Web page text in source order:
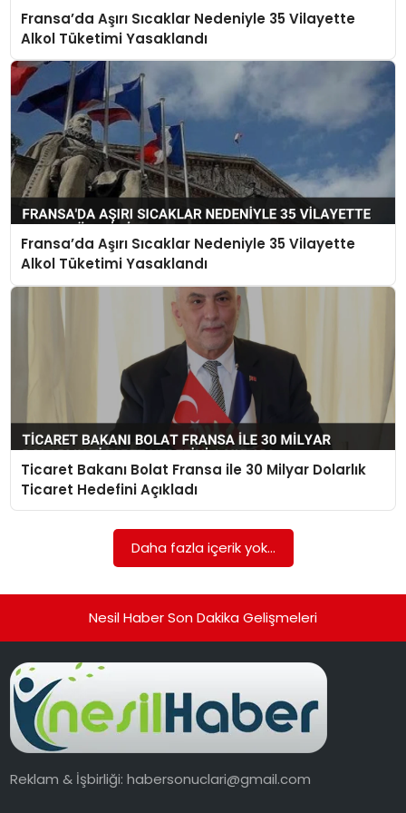
EKONOMI
MAGAZIN
TEKNOLOJI
Fransa’da Aşırı Sıcaklar Nedeniyle 35 Vilayette
Alkol Tüketimi Yasaklandı
Fransa’da Aşırı Sıcaklar Nedeniyle 35 Vilayette
Alkol Tüketimi Yasaklandı
Ticaret Bakanı Bolat Fransa ile 30 Milyar Dolarlık
Ticaret Hedefini Açıkladı
Daha fazla içerik yok...
Nesil Haber Son Dakika Gelişmeleri
Reklam & İşbirliği:habersonuclari@gmail.com